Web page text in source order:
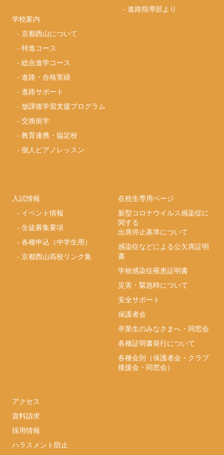
学校案内
-京都西山について
-特進コース
-総合進学コース
-進路・合格実績
-進路サポート
- 放課後学習支援プログラム
-交換留学
-教育連携・協定校
-個人ピアノレッスン
-進路指導部より
入試情報
- イベント情報
-生徒募集要項
-各種申込（中学生用）
-京都西山高校リンク集
在校生専用ページ
新型コロナウイルス感染症に
関する
出席停止基準について
感染症などによる公欠席証明
書
学校感染症罹患証明書
災害・緊急時について
安全サポート
保護者会
卒業生のみなさまへ・同窓会
各種証明書発行について
各種会則（保護者会・クラブ
後援会・同窓会）
アクセス
資料請求
採用情報
ハラスメント防止